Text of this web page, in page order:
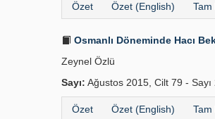
Özet Özet (English) Tam
Osmanlı Döneminde Hacı
Zeynel Özlü
Sayı: Ağustos 2015, Cilt 79 - Sayı
Özet Özet (English) Tam